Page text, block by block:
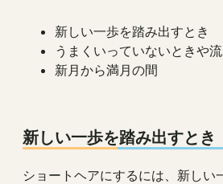
新しい一歩を踏み出すとき
うまくいっていないときや
新月から満月の間
新しい一歩を踏み出すとき
ショートヘアにするには、新しい